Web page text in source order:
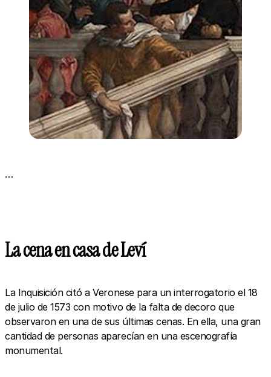
…
La cena en casa de Leví
La Inquisición citó a Veronese para un interrogatorio el 18
de julio de 1573 con motivo de la falta de decoro que
observaron en una de sus últimas cenas. En ella, una gran
cantidad de personas aparecían en una escenografía
monumental.